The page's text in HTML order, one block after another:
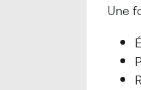
Une